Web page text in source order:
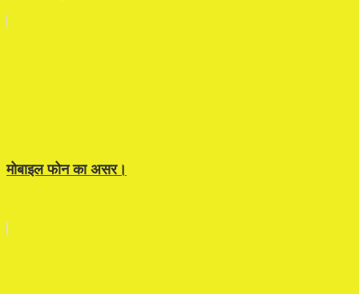
मोबाइल फोन का असर।